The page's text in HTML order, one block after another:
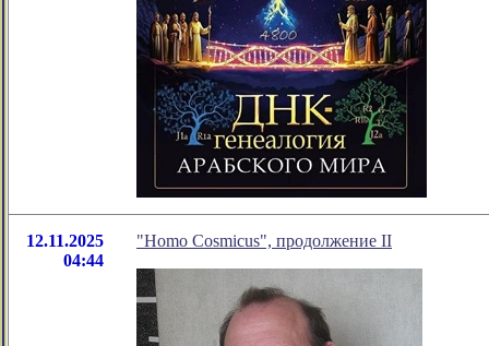
12.11.2025
04:44
"Homo Cosmicus", продолжение II